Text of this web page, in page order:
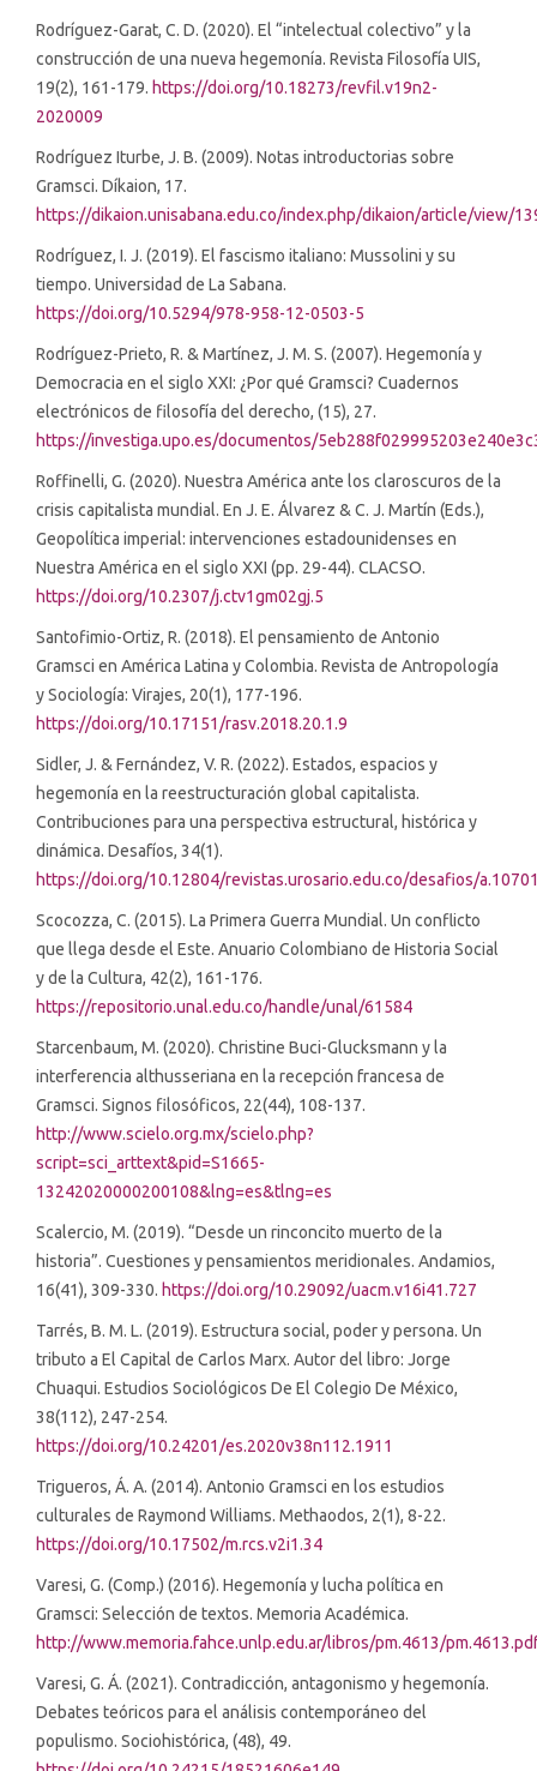
Rodríguez-Garat, C. D. (2020). El “intelectual colectivo” y la
construcción de una nueva hegemonía. Revista Filosofía UIS,
19(2), 161-179. https://doi.org/10.18273/revfil.v19n2-
2020009
Rodríguez Iturbe, J. B. (2009). Notas introductorias sobre
Gramsci. Díkaion, 17.
https://dikaion.unisabana.edu.co/index.php/dikaion/article/view/
Rodríguez, I. J. (2019). El fascismo italiano: Mussolini y su
tiempo. Universidad de La Sabana.
https://doi.org/10.5294/978-958-12-0503-5
Rodríguez-Prieto, R. & Martínez, J. M. S. (2007). Hegemonía y
Democracia en el siglo XXI: ¿Por qué Gramsci? Cuadernos
electrónicos de filosofía del derecho, (15), 27.
https://investiga.upo.es/documentos/
Roffinelli, G. (2020). Nuestra América ante los claroscuros de la
crisis capitalista mundial. En J. E. Álvarez & C. J. Martín (Eds.),
Geopolítica imperial: intervenciones estadounidenses en
Nuestra América en el siglo XXI (pp. 29-44). CLACSO.
https://doi.org/10.2307/j.ctv1gm02gj.5
Santofimio-Ortiz, R. (2018). El pensamiento de Antonio
Gramsci en América Latina y Colombia. Revista de Antropología
y Sociología: Virajes, 20(1), 177-196.
https://doi.org/10.17151/rasv.2018.20.1.9
Sidler, J. & Fernández, V. R. (2022). Estados, espacios y
hegemonía en la reestructuración global capitalista.
Contribuciones para una perspectiva estructural, histórica y
dinámica. Desafíos, 34(1).
https://doi.org/10.12804/revistas.urosario.edu.co/desafios/
Scocozza, C. (2015). La Primera Guerra Mundial. Un conflicto
que llega desde el Este. Anuario Colombiano de Historia Social
y de la Cultura, 42(2), 161-176.
https://repositorio.unal.edu.co/handle/unal/61584
Starcenbaum, M. (2020). Christine Buci-Glucksmann y la
interferencia althusseriana en la recepción francesa de
Gramsci. Signos filosóficos, 22(44), 108-137.
http://www.scielo.org.mx/scielo.php?
script=sci_arttext&pid=S1665-
13242020000200108&lng=es&tlng=es
Scalercio, M. (2019). “Desde un rinconcito muerto de la
historia”. Cuestiones y pensamientos meridionales. Andamios,
16(41), 309-330. https://doi.org/10.29092/uacm.v16i41.727
Tarrés, B. M. L. (2019). Estructura social, poder y persona. Un
tributo a El Capital de Carlos Marx. Autor del libro: Jorge
Chuaqui. Estudios Sociológicos De El Colegio De México,
38(112), 247-254.
https://doi.org/10.24201/es.2020v38n112.1911
Trigueros, Á. A. (2014). Antonio Gramsci en los estudios
culturales de Raymond Williams. Methaodos, 2(1), 8-22.
https://doi.org/10.17502/m.rcs.v2i1.34
Varesi, G. (Comp.) (2016). Hegemonía y lucha política en
Gramsci: Selección de textos. Memoria Académica.
http://www.memoria.fahce.unlp.edu.ar/libros/pm.4613/
Varesi, G. Á. (2021). Contradicción, antagonismo y hegemonía.
Debates teóricos para el análisis contemporáneo del
populismo. Sociohistórica, (48), 49.